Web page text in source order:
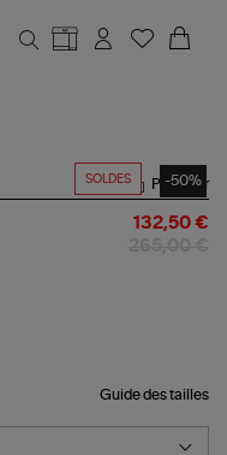
SOLDES -50%
Partager
132,50 €
Guide des tailles